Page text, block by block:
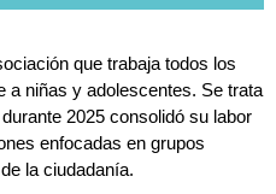
que trabaja todos los
a niñas y adolescentes. Se trata
2025 consolidó su labor
enfocadas en grupos
la ciudadanía.